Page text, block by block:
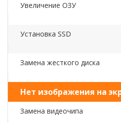
Увеличение ОЗУ
Установка SSD
Замена жесткого диска
Нет изображения на
Замена видеочипа